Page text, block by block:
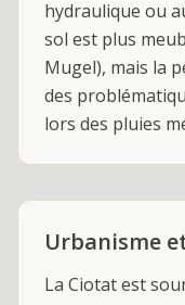
hydraulique ou
sol est plus
Mugel), mais la
des
lors des pluies
Urbanisme
La Ciotat est